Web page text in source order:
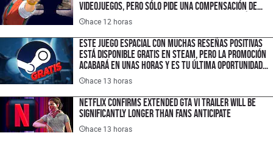
videojuegos, pero sólo pide una compensación de
$1.50 USD porque quiere hacer un cambio histórico
en la industria
hace 12 horas
Este juego espacial con muchas reseñas positivas
está disponible gratis en Steam, pero la promoción
acabará en unas horas y es tu última oportunidad
para ahorrar $300 pesos
hace 13 horas
Netflix Confirms Extended GTA VI Trailer Will Be
Significantly Longer Than Fans Anticipate
hace 13 horas